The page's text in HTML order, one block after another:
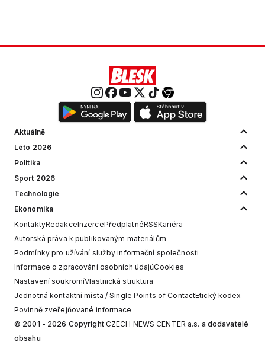
Aktuálně
Léto 2026
Politika
Sport 2026
Technologie
Ekonomika
KontaktyRedakceInzercePředplatnéRSSKariéra
Autorská práva k publikovaným materiálům
Podmínky pro užívání služby informační společnosti
Informace o zpracování osobních údajůCookies
Nastavení soukromíVlastnická struktura
Jednotná kontaktní místa / Single Points of ContactEtický kodex
Povinně zveřejňované informace
© 2001 - 2026 Copyright CZECH NEWS CENTER a.s. a dodavatelé
obsahu